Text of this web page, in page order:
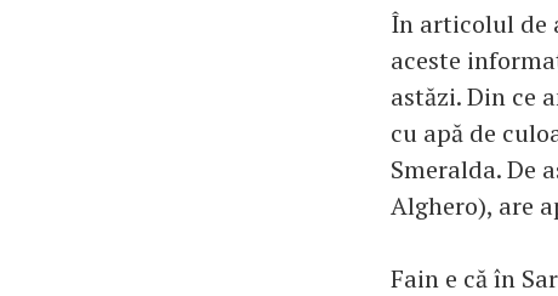
În articolul de
aceste
astăzi. Din ce
cu apă de
Smeralda. De
Alghero), are
Fain e că în